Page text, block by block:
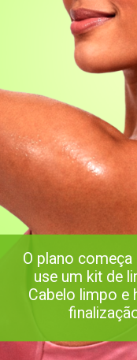
O plano
use um kit de
Cabelo limpo e